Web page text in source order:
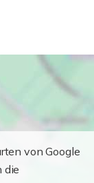
von Google
die